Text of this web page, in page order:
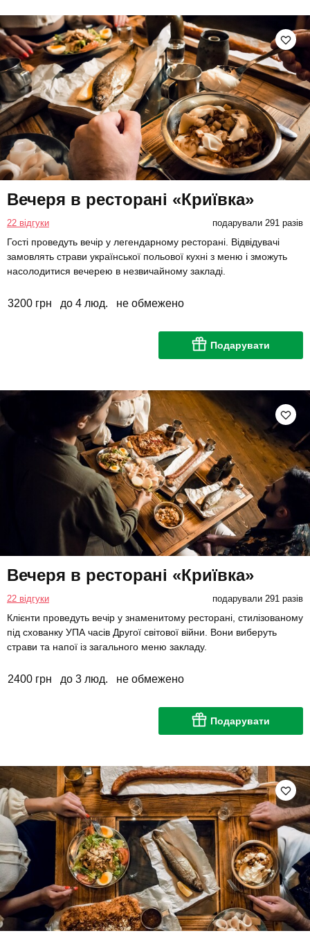
Вечеря в ресторані «Криївка»
22 відгуки подарували 291 разів
Гості проведуть вечір у легендарному ресторані. Відвідувачі
замовлять страви української польової кухні з меню і зможуть
насолодитися вечерею в незвичайному закладі.
3200 грн до 4 люд. не обмежено
Подарувати
Вечеря в ресторані «Криївка»
22 відгуки подарували 291 разів
Клієнти проведуть вечір у знаменитому ресторані, стилізованому
під схованку УПА часів Другої світової війни. Вони виберуть
страви та напої із загального меню закладу.
2400 грн до 3 люд. не обмежено
Подарувати